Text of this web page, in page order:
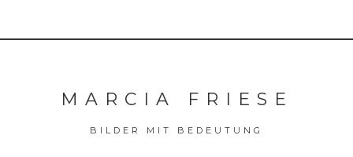
MARCIA FRIESE
BILDER MIT BEDEUTUNG